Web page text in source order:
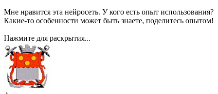
Мне нравится эта нейросеть. У кого есть опыт использования?
Какие-то особенности может быть знаете, поделитесь опытом!
Нажмите для раскрытия...